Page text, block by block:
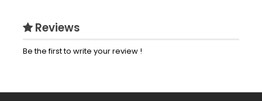
Reviews
Be the first to write your review !